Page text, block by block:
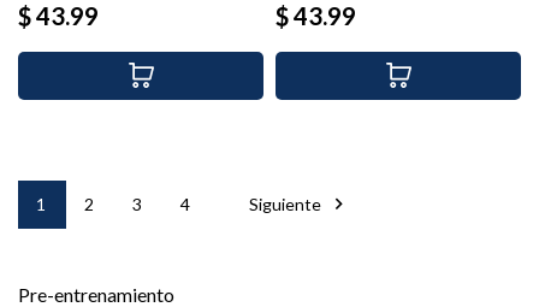
Precio
$ 43.99 Precio
$ 43.99
1 2 3 4 Siguiente 
Pre-entrenamiento